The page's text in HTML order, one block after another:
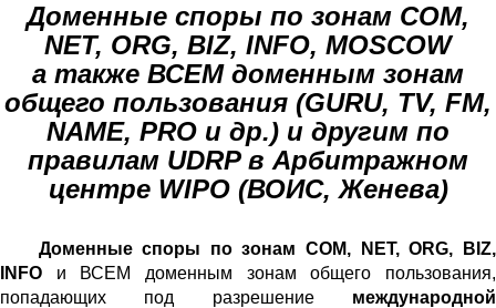
Доменные споры по зонам COM,
NET, ORG, BIZ, INFO, MOSCOW
а также ВСЕМ доменным зонам
общего пользования (GURU, TV, FM,
NAME, PRO и др.) и другим по
правилам UDRP в Арбитражном
центре WIPO (ВОИС, Женева)
Доменные споры по зонам COM, NET, ORG, BIZ,
INFO и ВСЕМ доменным зонам общего пользования,
попадающих под разрешение международной